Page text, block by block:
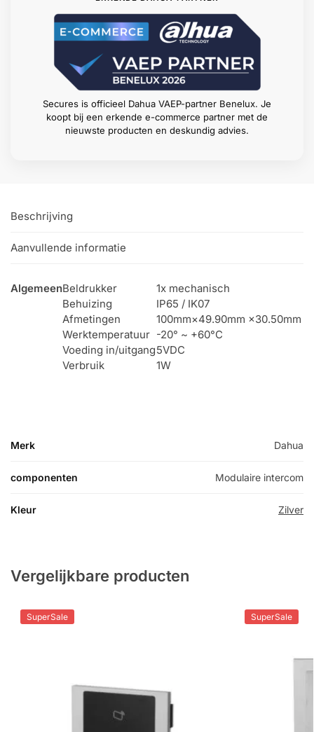
Secures is officieel Dahua VAEP-partner Benelux. Je
koopt bij een erkende e-commerce partner met de
nieuwste producten en deskundig advies.
Beschrijving
Aanvullende informatie
AlgemeenBeldrukker
1x mechanisch
Behuizing
IP65 / IK07
Afmetingen
100mm×49.90mm ×30.50mm
Werktemperatuur -20° ~ +60°C
Voeding in/uitgang5VDC
Verbruik
1W
Merk Dahua
componenten Modulaire intercom
Kleur Zilver
Vergelijkbare producten
SuperSale SuperSale